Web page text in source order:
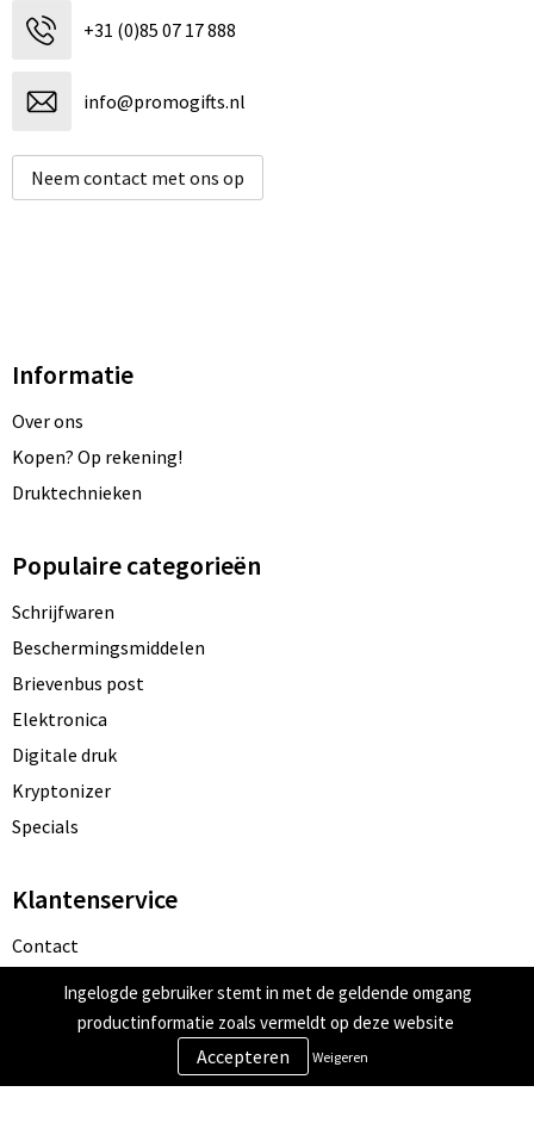
+31 (0)85 07 17 888
info@promogifts.nl
Neem contact met ons op
Informatie
Over ons
Kopen? Op rekening!
Druktechnieken
Populaire categorieën
Schrijfwaren
Beschermingsmiddelen
Brievenbus post
Elektronica
Digitale druk
Kryptonizer
Specials
Klantenservice
Contact
Bestelling & Bezorging
Betaalmethoden
Ingelogde gebruiker stemt in met de geldende omgang
productinformatie zoals vermeldt op deze website
Weigeren